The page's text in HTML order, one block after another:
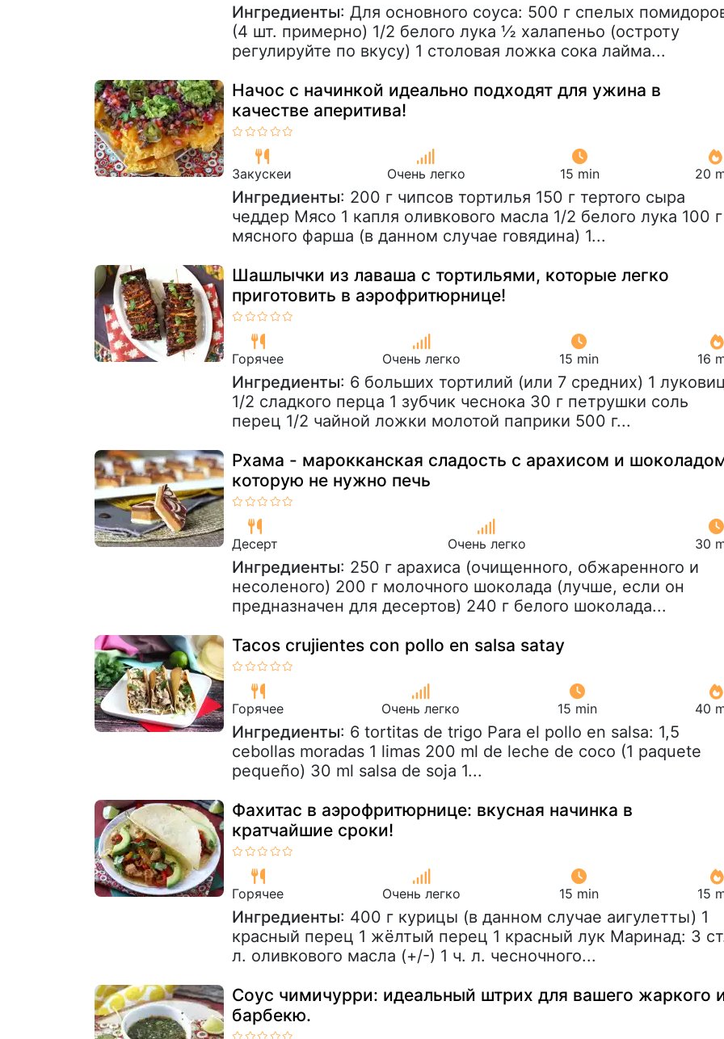
Ингредиенты: Для основного соуса: 500 г спелых
(4 шт. примерно) 1/2 белого лука ½ халапеньо (остроту
регулируйте по вкусу) 1 столовая ложка сока лайма...
Начос с начинкой идеально подходят для ужина в
качестве аперитива!
Закускeи Очень легко 15 min 20
Ингредиенты: 200 г чипсов тортилья 150 г тертого сыра
чеддер Мясо 1 капля оливкового масла 1/2 белого лука 100 г
мясного фарша (в данном случае говядина) 1...
Шашлычки из лаваша с тортильями, которые легко
приготовить в аэрофритюрнице!
Горячее Очень легко 15 min 16
Ингредиенты: 6 больших тортилий (или 7 средних) 1
1/2 сладкого перца 1 зубчик чеснока 30 г петрушки соль
перец 1/2 чайной ложки молотой паприки 500 г...
Рхама - марокканская сладость с арахисом и
которую не нужно печь
Десерт Очень легко 30
Ингредиенты: 250 г арахиса (очищенного, обжаренного и
несоленого) 200 г молочного шоколада (лучше, если он
предназначен для десертов) 240 г белого шоколада...
Tacos crujientes con pollo en salsa satay
Горячее Очень легко 15 min 40
Ингредиенты: 6 tortitas de trigo Para el pollo en salsa: 1,5
cebollas moradas 1 limas 200 ml de leche de coco (1 paquete
pequeño) 30 ml salsa de soja 1...
Фахитас в аэрофритюрнице: вкусная начинка в
кратчайшие сроки!
Горячее Очень легко 15 min 15
Ингредиенты: 400 г курицы (в данном случае аигулетты) 1
красный перец 1 жёлтый перец 1 красный лук Маринад: 3
л. оливкового масла (+/-) 1 ч. л. чесночного...
Соус чимичурри: идеальный штрих для вашего жаркого
барбекю.